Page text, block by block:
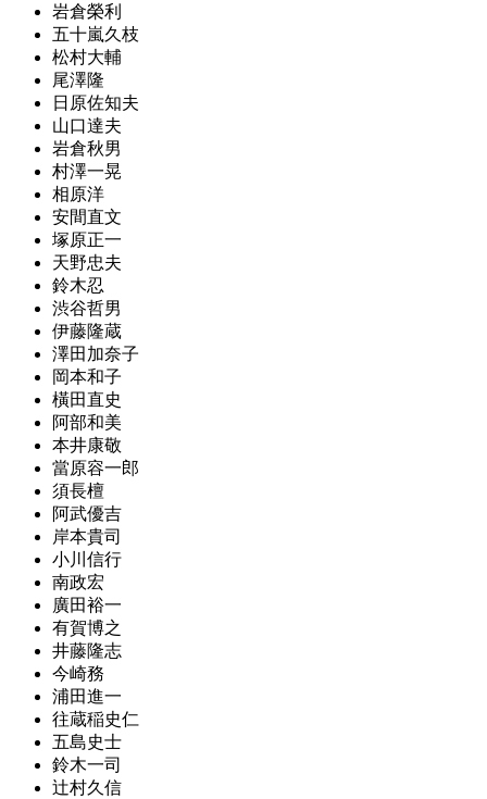
岩倉榮利
五十嵐久枝
松村大輔
尾澤隆
日原佐知夫
山口達夫
岩倉秋男
村澤一晃
相原洋
安間直文
塚原正一
天野忠夫
鈴木忍
渋谷哲男
伊藤隆蔵
澤田加奈子
岡本和子
橫田直史
阿部和美
本井康敬
當原容一郎
須長檀
阿武優吉
岸本貴司
小川信行
南政宏
廣田裕一
有賀博之
井藤隆志
今崎務
浦田進一
往蔵稲史仁
五島史士
鈴木一司
辻村久信